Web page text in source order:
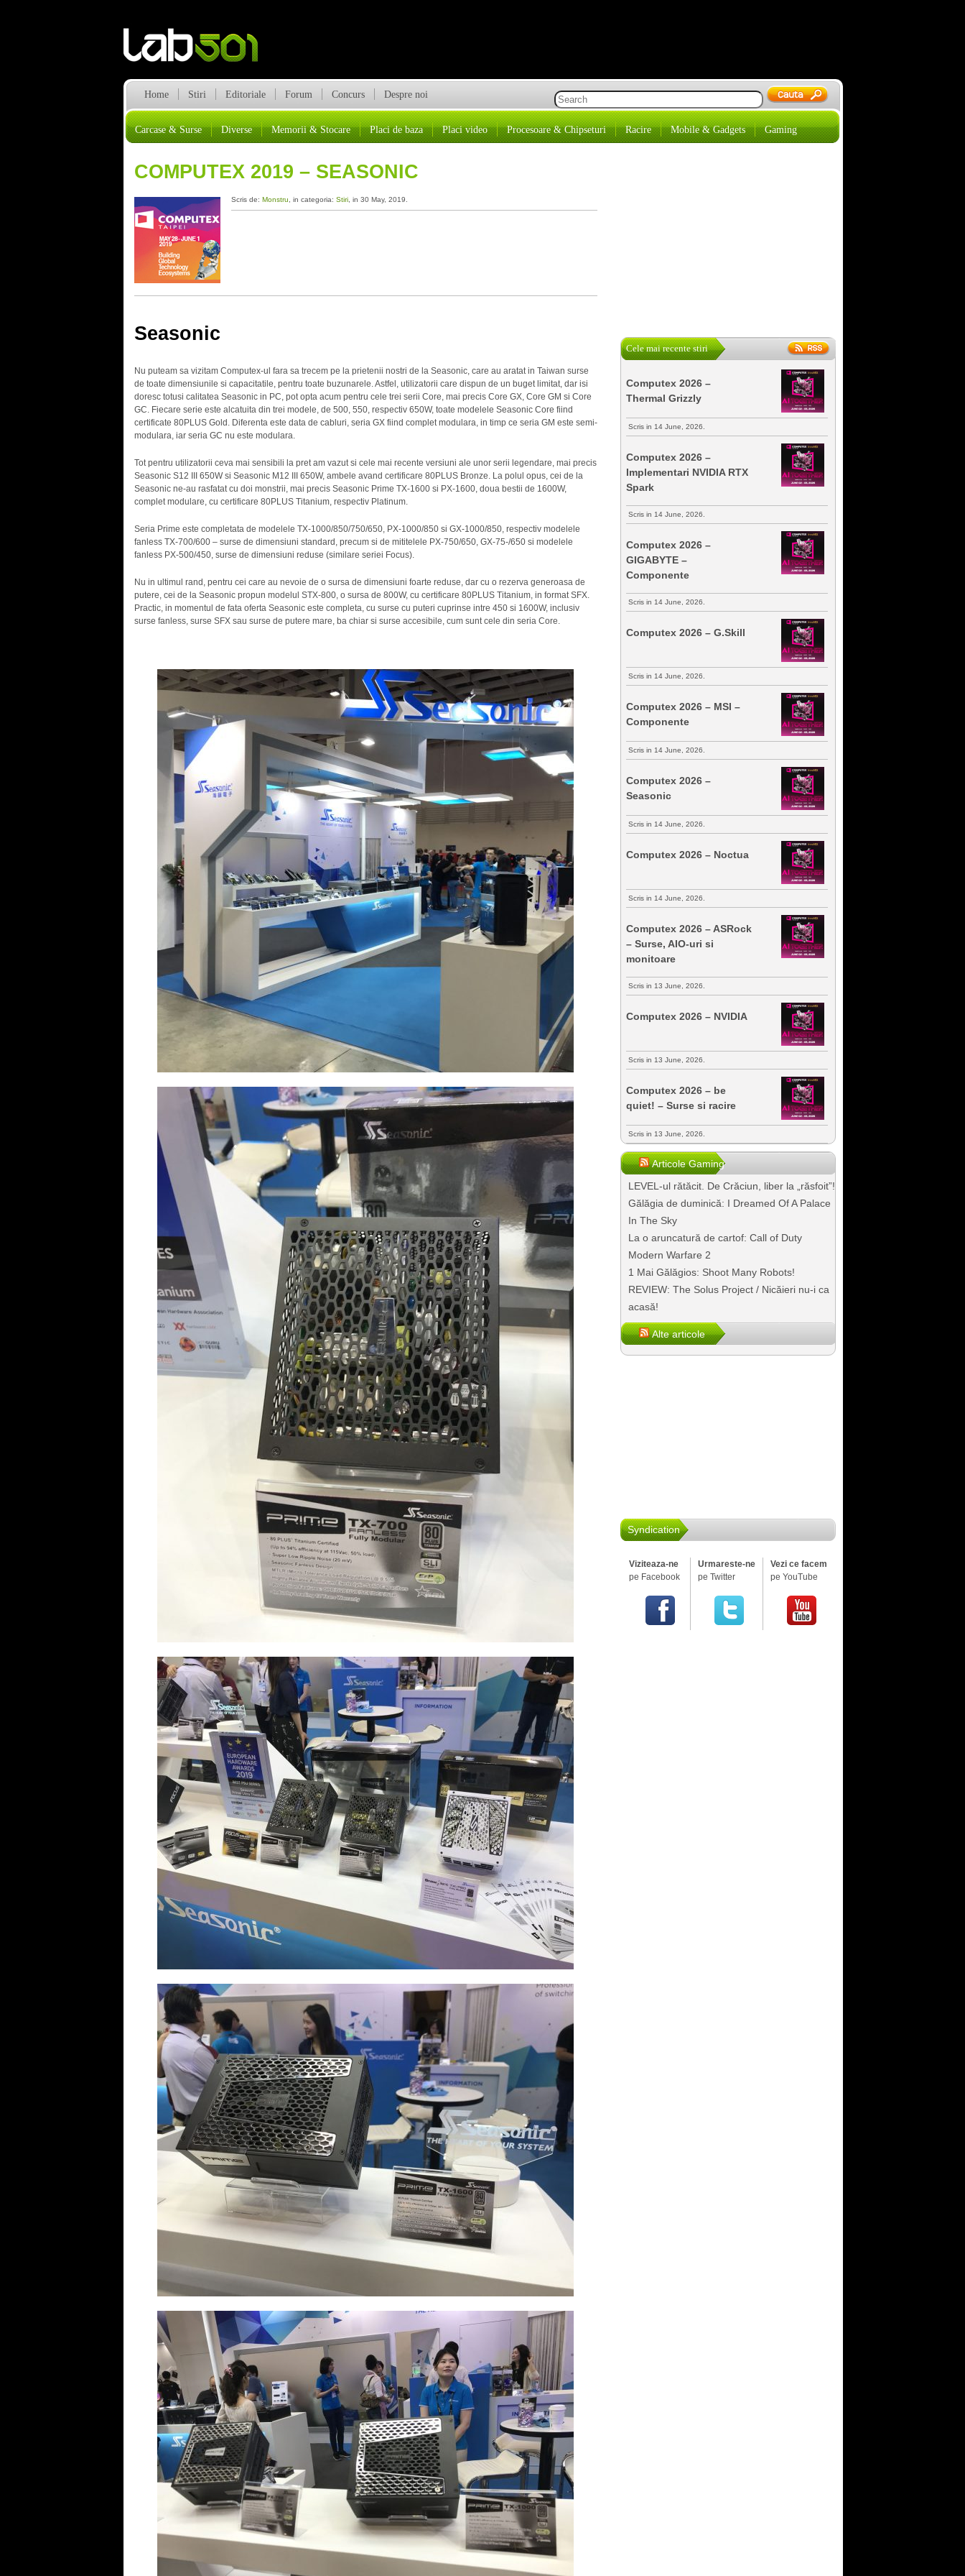
Home Stiri Editoriale Forum Concurs Despre noi
Carcase & Surse Diverse Memorii & Stocare Placi de baza Placi video Procesoare & Chipseturi Racire Mobile & Gadgets Gaming
COMPUTEX 2019 – SEASONIC
Scris de: Monstru , in categoria: Stiri, in 30 May, 2019.
Seasonic
Nu puteam sa vizitam Computex-ul fara sa trecem pe la prietenii nostri de la Seasonic, care au aratat in Taiwan surse
de toate dimensiunile si capacitatile, pentru toate buzunarele. Astfel, utilizatorii care dispun de un buget limitat, dar isi
doresc totusi calitatea Seasonic in PC, pot opta acum pentru cele trei serii Core, mai precis Core GX, Core GM si Core
GC. Fiecare serie este alcatuita din trei modele, de 500, 550, respectiv 650W, toate modelele Seasonic Core fiind
certificate 80PLUS Gold. Diferenta este data de cabluri, seria GX fiind complet modulara, in timp ce seria GM este semi-
modulara, iar seria GC nu este modulara.
Tot pentru utilizatorii ceva mai sensibili la pret am vazut si cele mai recente versiuni ale unor serii legendare, mai precis
Seasonic S12 III 650W si Seasonic M12 III 650W, ambele avand certificare 80PLUS Bronze. La polul opus, cei de la
Seasonic ne-au rasfatat cu doi monstrii, mai precis Seasonic Prime TX-1600 si PX-1600, doua bestii de 1600W,
complet modulare, cu certificare 80PLUS Titanium, respectiv Platinum.
Seria Prime este completata de modelele TX-1000/850/750/650, PX-1000/850 si GX-1000/850, respectiv modelele
fanless TX-700/600 – surse de dimensiuni standard, precum si de mititelele PX-750/650, GX-75-/650 si modelele
fanless PX-500/450, surse de dimensiuni reduse (similare seriei Focus).
Nu in ultimul rand, pentru cei care au nevoie de o sursa de dimensiuni foarte reduse, dar cu o rezerva generoasa de
putere, cei de la Seasonic propun modelul STX-800, o sursa de 800W, cu certificare 80PLUS Titanium, in format SFX.
Practic, in momentul de fata oferta Seasonic este completa, cu surse cu puteri cuprinse intre 450 si 1600W, inclusiv
surse fanless, surse SFX sau surse de putere mare, ba chiar si surse accesibile, cum sunt cele din seria Core.
Cele mai recente stiri
Computex 2026 –
Thermal Grizzly
Scris in 14 June, 2026.
Computex 2026 –
Implementari NVIDIA RTX
Spark
Scris in 14 June, 2026.
Computex 2026 –
GIGABYTE –
Componente
Scris in 14 June, 2026.
Computex 2026 – G.Skill
Scris in 14 June, 2026.
Computex 2026 – MSI –
Componente
Scris in 14 June, 2026.
Computex 2026 –
Seasonic
Scris in 14 June, 2026.
Computex 2026 – Noctua
Scris in 14 June, 2026.
Computex 2026 – ASRock
– Surse, AIO-uri si
monitoare
Scris in 13 June, 2026.
Computex 2026 – NVIDIA
Scris in 13 June, 2026.
Computex 2026 – be
quiet! – Surse si racire
Scris in 13 June, 2026.
Articole Gaming
LEVEL-ul rătăcit. De Crăciun, liber la „răsfoit”!
Gălăgia de duminică: I Dreamed Of A Palace
In The Sky
La o aruncatură de cartof: Call of Duty
Modern Warfare 2
1 Mai Gălăgios: Shoot Many Robots!
REVIEW: The Solus Project / Nicăieri nu-i ca
acasă!
Alte articole
Syndication
Viziteaza-ne
pe Facebook
Urmareste-ne
pe Twitter
Vezi ce facem
pe YouTube